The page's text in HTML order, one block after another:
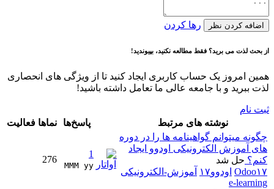
اضافه کردن نظر رها کردن
از بحث لذت می برید؟ فقط مطالعه نکنید، بپیوندید!
همین امروز یک حساب کاربری ایجاد کنید تا از ویژگی های انحصاری
لذت ببرید و با جامعه عالی ما تعامل داشته باشید!
ثبت نام
نوشته های مرتبط
پاسخ‌ها نماها فعالیت
چگونه میتوانم گواهینامه ها را در دوره
های آموزش الکترونیکی اودوو ایجاد
کنم؟ حل شد
Odoo۱۷ اودوو۱۷
آموزش-الکترونیکی
e-learning
1
MMM yy
276